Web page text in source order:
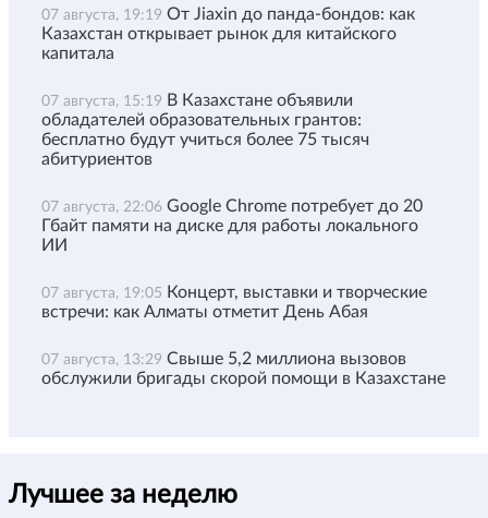
07 августа, 19:19 От Jiaxin до панда-бондов: как
Казахстан открывает рынок для китайского
капитала
07 августа, 15:19 В Казахстане объявили
обладателей образовательных грантов:
бесплатно будут учиться более 75 тысяч
абитуриентов
07 августа, 22:06 Google Chrome потребует до 20
Гбайт памяти на диске для работы локального
ИИ
07 августа, 19:05 Концерт, выставки и творческие
встречи: как Алматы отметит День Абая
07 августа, 13:29 Свыше 5,2 миллиона вызовов
обслужили бригады скорой помощи в Казахстане
Лучшее за неделю